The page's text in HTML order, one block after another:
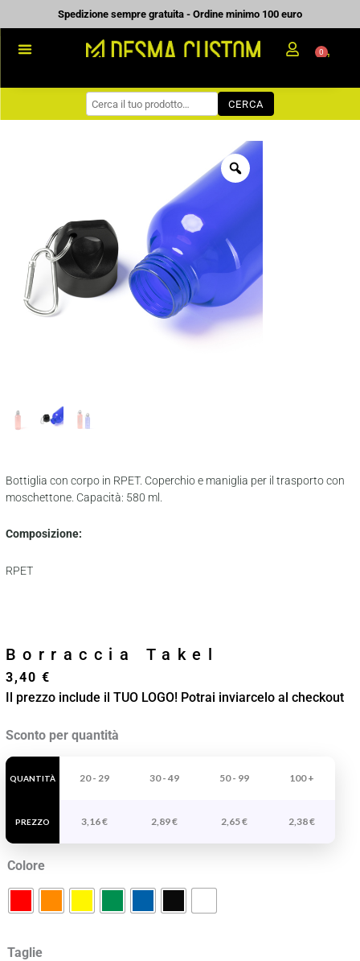
al
contenuto
Spedizione sempre gratuita - Ordine minimo 100 euro
WORKWEAR
BLOG
CONTATTI
0
CERCA
Bottiglia con corpo in RPET. Coperchio e maniglia per il trasporto con
moschettone. Capacità: 580 ml.
Composizione:
RPET
Borraccia Takel
3,40 €
Il prezzo include il TUO LOGO! Potrai inviarcelo al checkout
Sconto per quantità
QUANTITÀ
PREZZO
20 - 29 30 - 49 50 - 99 100 +
3,16€ 2,89€ 2,65€ 2,38€
Colore
Taglie
Borraccia
Takel
quantità